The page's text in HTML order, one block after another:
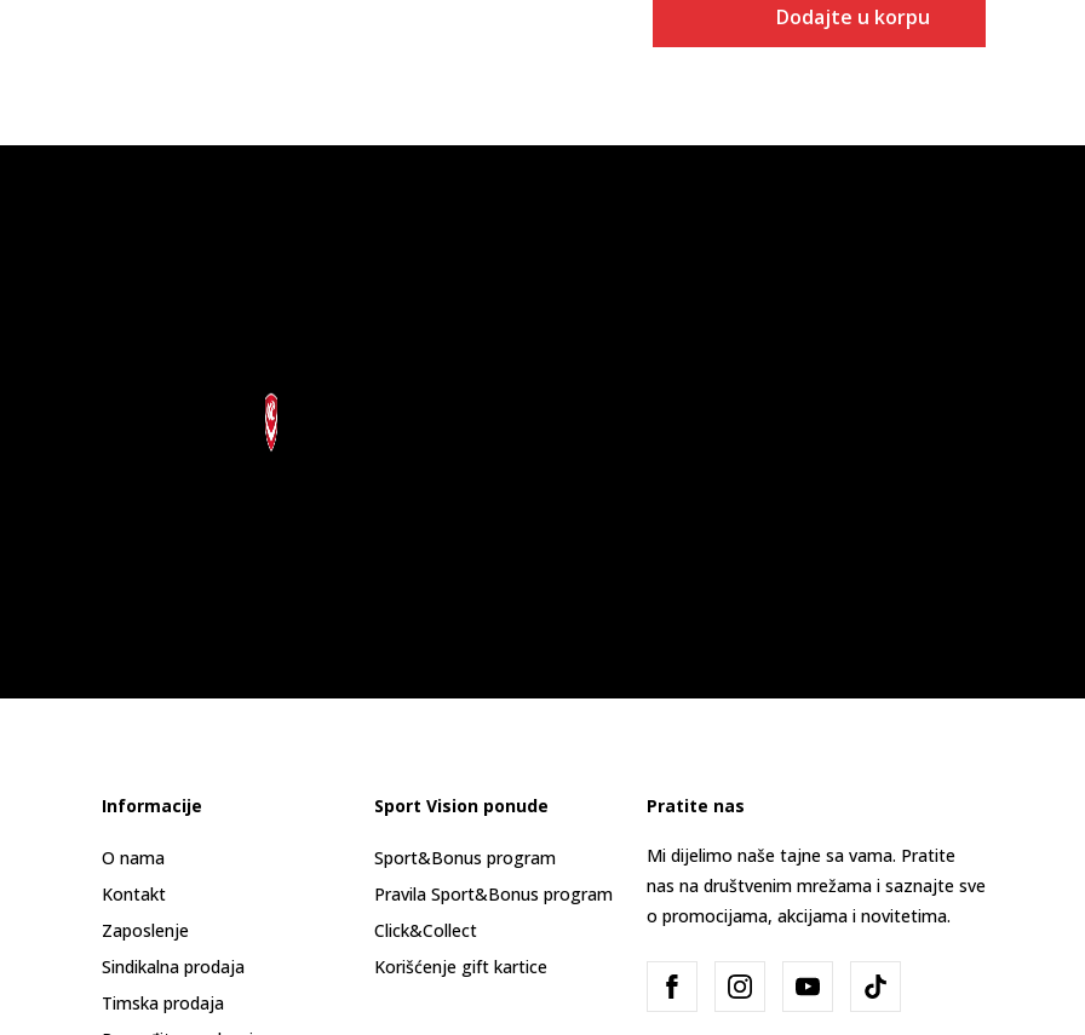
Dodajte u korpu
Informacije
O nama
Kontakt
Zaposlenje
Sindikalna prodaja
Timska prodaja
Sport Vision ponude
Sport&Bonus program
Pravila Sport&Bonus program
Click&Collect
Korišćenje gift kartice
Pratite nas
Mi dijelimo naše tajne sa vama. Pratite
nas na društvenim mrežama i saznajte sve
o promocijama, akcijama i novitetima.